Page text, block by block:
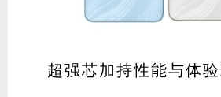
超强芯加持性能与体